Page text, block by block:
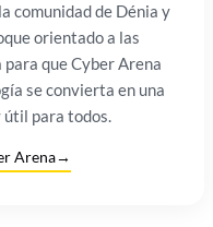
comunidad de Dénia y
orientado a las
que Cyber Arena
se convierta en una
útil para todos.
Arena→